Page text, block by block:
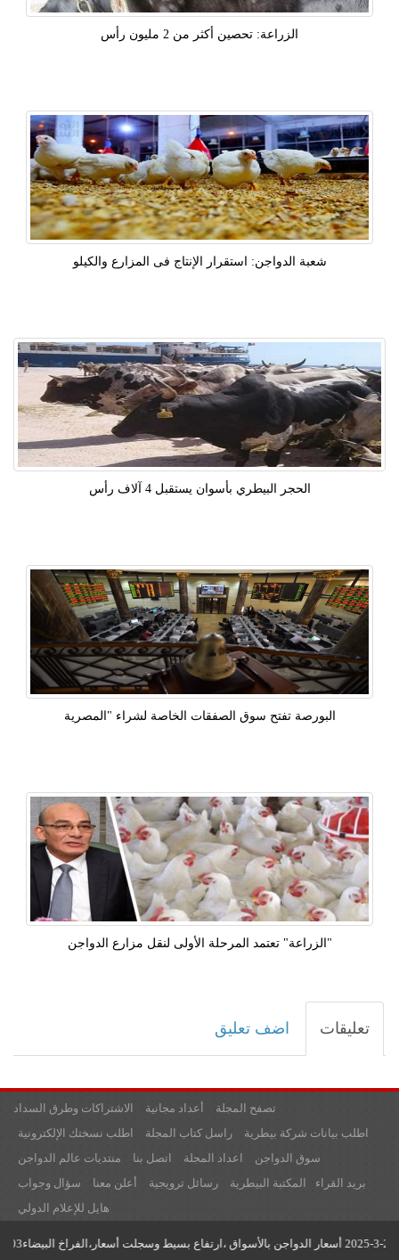
الزراعة: تحصين أكثر من 2 مليون رأس
شعبة الدواجن: استقرار الإنتاج فى المزارع والكيلو
الحجر البيطري بأسوان يستقبل 4 آلاف رأس
البورصة تفتح سوق الصفقات الخاصة لشراء "المصرية
"الزراعة" تعتمد المرحلة الأولى لنقل مزارع الدواجن
تعليقات اضف تعليق
الاشتراكات وطرق السداد أعداد مجانية
تصفح المجلة
اطلب نسختك الإلكترونية
راسل كتاب المجلة
اطلب بيانات شركة بيطرية
منتديات عالم الدواجن
اتصل بنا اعداد المجلة
سوق الدواجن
سؤال وجواب
أعلن معنا رسائل ترويجية المكتبة البيطرية
بريد القراء
هايل للإعلام الدولي